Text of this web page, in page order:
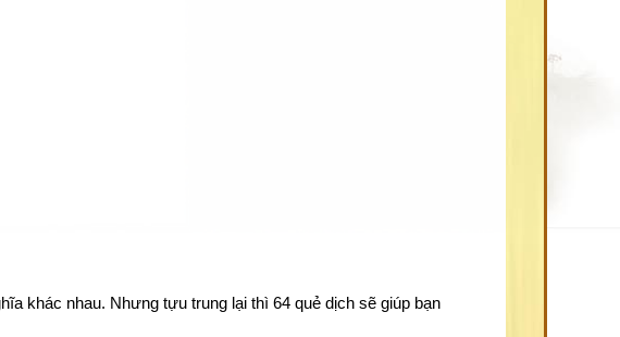
khác nhau. Nhưng tựu trung lại thì 64 quẻ dịch sẽ giúp bạn